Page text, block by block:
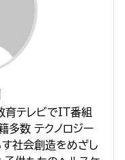
テレビでIT番組
多数 テクノロジー
社会創造をめざし